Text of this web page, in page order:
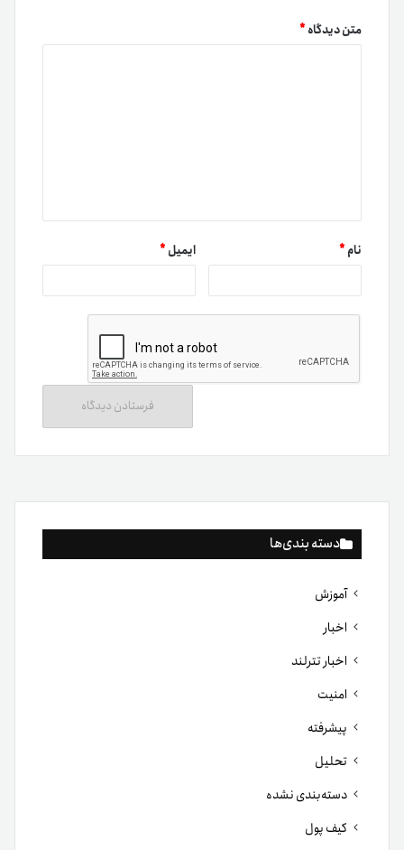
دسته بندی‌ها
آموزش
اخبار
اخبار تترلند
امنیت
پیشرفته
تحلیل
دسته‌بندی نشده
کیف پول
متن دیدگاه*
نام* ایمیل*